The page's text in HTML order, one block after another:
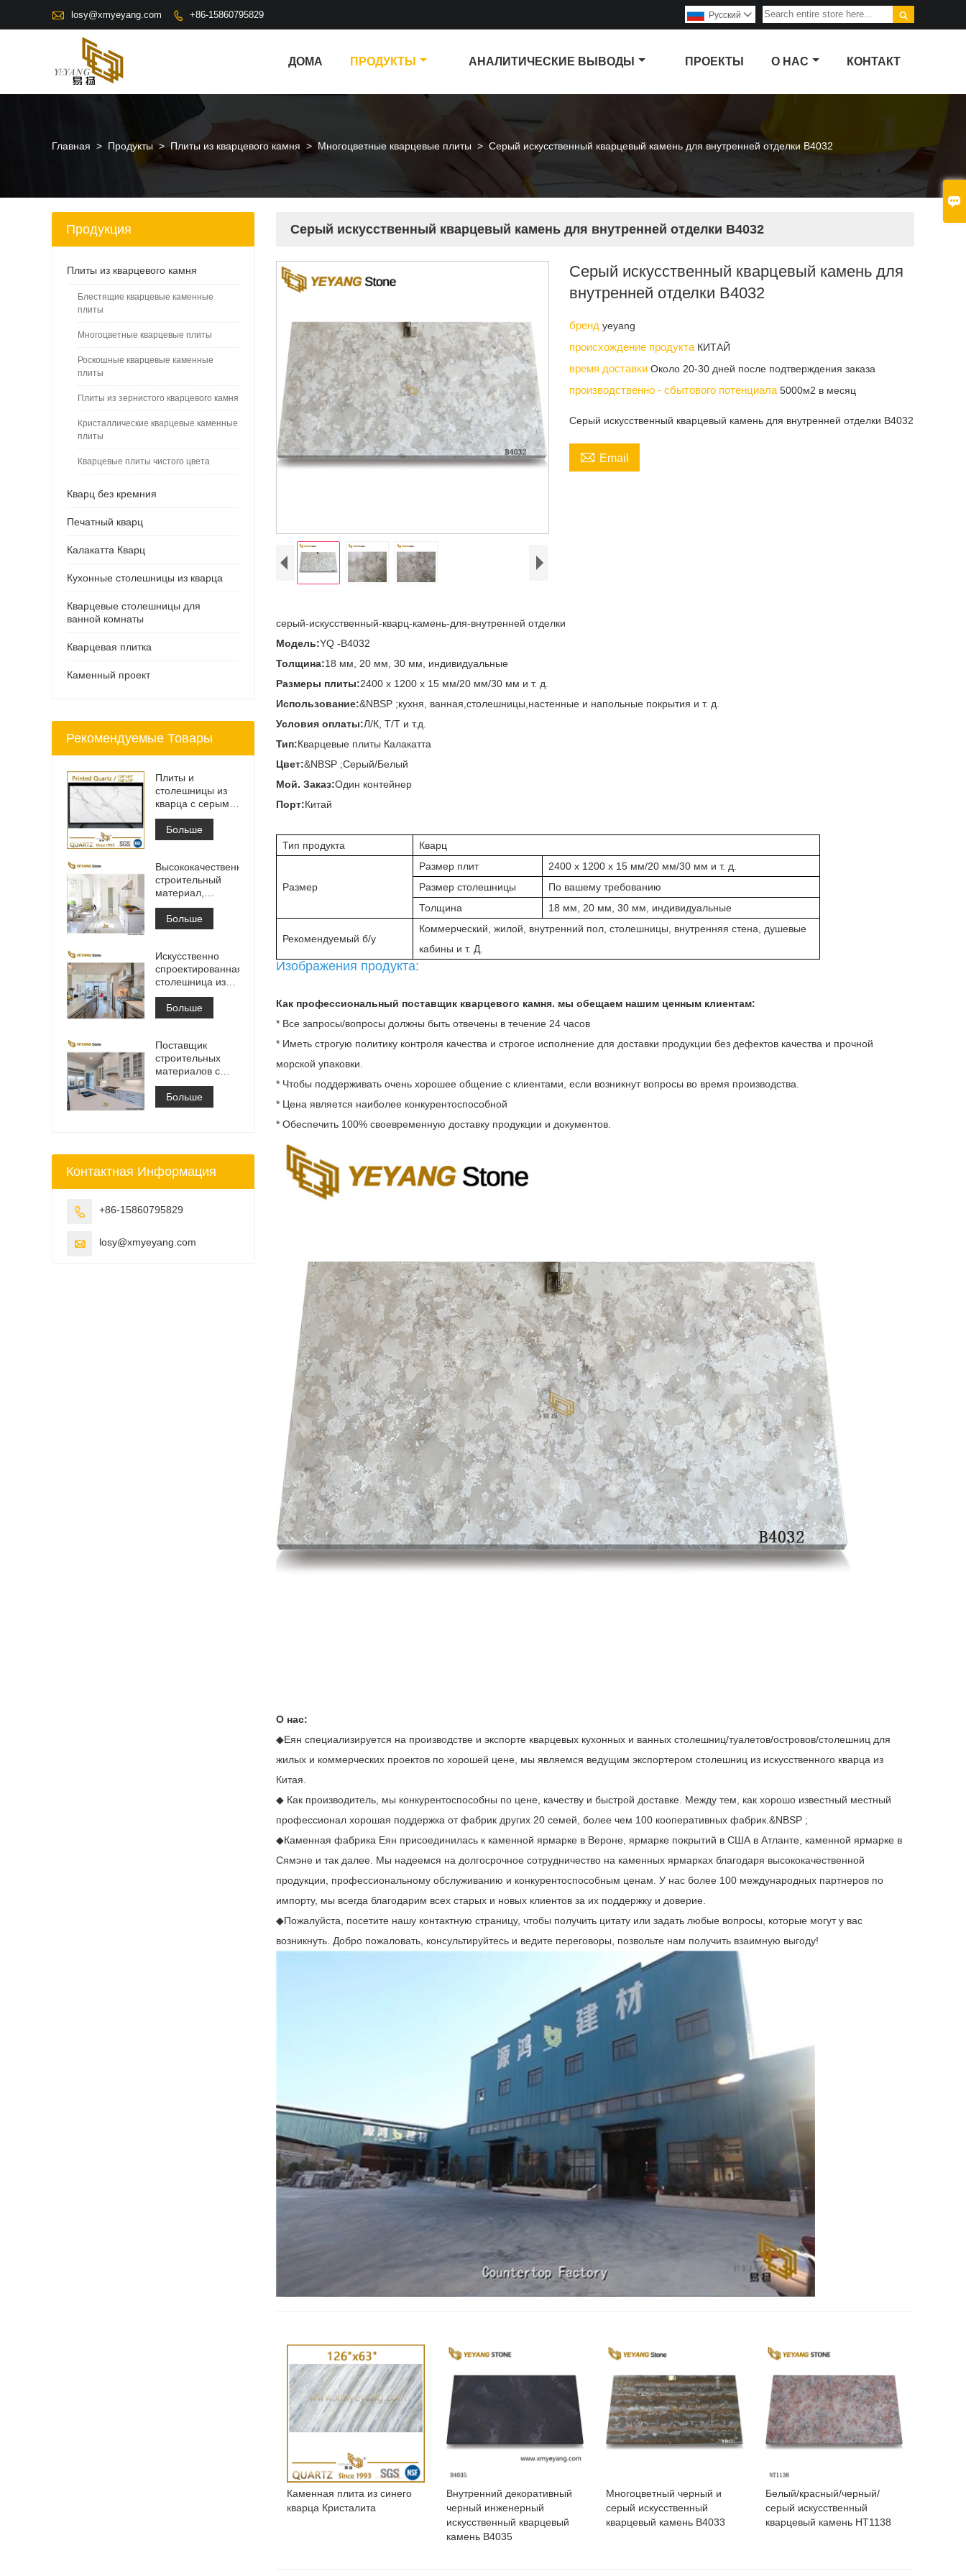

 losy@xmyeyang.com  +86-15860795829 
Pусский 
ДОМА ПРОДУКТЫ АНАЛИТИЧЕСКИЕ ВЫВОДЫ ПРОЕКТЫ О НАС КОНТАКТ
Главная > Продукты > Плиты из кварцевого камня > Многоцветные кварцевые плиты > Серый искусственный кварцевый камень для внутренней отделки B4032
Серый искусственный кварцевый камень для внутренней отделки B4032
Серый искусственный кварцевый камень для
внутренней отделки B4032
брендyeyang
происхождение продукта КИТАЙ
время доставкиОколо 20-30 дней после подтверждения заказа
производственно - сбытового потенциала5000м2 в месяц
Серый искусственный кварцевый камень для внутренней отделки B4032
 Email
серый-искусственный-кварц-камень-для-внутренней отделки
Модель:YQ -B4032
Толщина:18 мм, 20 мм, 30 мм, индивидуальные
Размеры плиты:2400 x 1200 x 15 мм/20 мм/30 мм и т. д.
Использование:&NBSP ;кухня, ванная, столешницы, настенные и напольные покрытия и т. д.
Условия оплаты:Л/К, Т/Т и т.д.
Тип:Кварцевые плиты Калакатта
Цвет:&NBSP ;Серый/Белый
Мой. Заказ:Один контейнер
Порт:Китай
Тип продукта Кварц
Размер
Размер плит
2400 x 1200 x 15 мм/20 мм/30 мм и т. д.
Размер столешницы
По вашему требованию
Толщина
18 мм, 20 мм, 30 мм, индивидуальные
Рекомендуемый б/у
Коммерческий, жилой, внутренний пол, столешницы, внутренняя стена, душевые
кабины и т. Д.
Изображения продукта:
Как профессиональный поставщик кварцевого камня. мы обещаем нашим ценным клиентам:
* Все запросы/вопросы должны быть отвечены в течение 24 часов
* Иметь строгую политику контроля качества и строгое исполнение для доставки продукции без дефектов качества и прочной
морской упаковки.
* Чтобы поддерживать очень хорошее общение с клиентами, если возникнут вопросы во время производства.
* Цена является наиболее конкурентоспособной
* Обеспечить 100% своевременную доставку продукции и документов.
О нас:
◆Еян специализируется на производстве и экспорте кварцевых кухонных и ванных столешниц/туалетов/островов/столешниц для
жилых и коммерческих проектов по хорошей цене, мы являемся ведущим экспортером столешниц из искусственного кварца из
Китая.
◆ Как производитель, мы конкурентоспособны по цене, качеству и быстрой доставке. Между тем, как хорошо известный местный
профессионал хорошая поддержка от фабрик других 20 семей, более чем 100 кооперативных фабрик.&NBSP ;
◆Каменная фабрика Еян присоединилась к каменной ярмарке в Вероне, ярмарке покрытий в США в Атланте, каменной ярмарке в
Сямэне и так далее. Мы надеемся на долгосрочное сотрудничество на каменных ярмарках благодаря высококачественной
продукции, профессиональному обслуживанию и конкурентоспособным ценам. У нас более 100 международных партнеров по
импорту, мы всегда благодарим всех старых и новых клиентов за их поддержку и доверие.
◆Пожалуйста, посетите нашу контактную страницу, чтобы получить цитату или задать любые вопросы, которые могут у вас
возникнуть. Добро пожаловать, консультируйтесь и ведите переговоры, позвольте нам получить взаимную выгоду!
Каменная плита из синего
кварца Кристалита
Внутренний декоративный
черный инженерный
искусственный кварцевый
камень B4035
Многоцветный черный и
серый искусственный
кварцевый камень B4033
Белый/красный/черный/
серый искусственный
кварцевый камень НТ1138
Продукция
Плиты из кварцевого камня
Блестящие кварцевые каменные
плиты
Многоцветные кварцевые плиты
Роскошные кварцевые каменные
плиты
Плиты из зернистого кварцевого камня
Кристаллические кварцевые каменные
плиты
Кварцевые плиты чистого цвета
Кварц без кремния
Печатный кварц
Калакатта Кварц
Кухонные столешницы из кварца
Кварцевые столешницы для
ванной комнаты
Кварцевая плитка
Каменный проект
Рекомендуемые Товары
Плиты и
столешницы из
кварца с серыми
прожилками с
принтом | Кварц
с принтом по
PQ005
Больше
Высококачественный
строительный
материал,
каменная
напольная
плитка, светло-
проекты
Больше
Искусственно
спроектированная
столешница из
белого
кварцевого камня
Калакатта,
туалетного
столика и
рабочая плита
Больше
Поставщик
строительных
материалов с
твердой
поверхностью из
искусственного
Больше
Контактная Информация
 +86-15860795829
 losy@xmyeyang.com